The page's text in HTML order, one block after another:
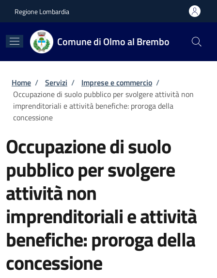
Regione Lombardia
Comune di Olmo al Brembo
Briciole di pane
Home / Servizi / Imprese e commercio /
Occupazione di suolo pubblico per svolgere attività non
imprenditoriali e attività benefiche: proroga della
concessione
Occupazione di suolo
pubblico per svolgere
attività non
imprenditoriali e attività
benefiche: proroga della
concessione